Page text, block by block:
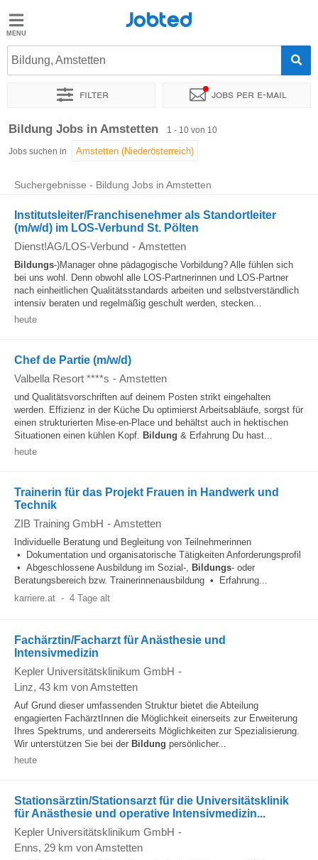
Jobted
Jobs
Jobted
Bildung, Amstetten
Filter Jobs per e-mail
Sortieren nach Genauer Standort Unternehmen
Bildung Jobs in Amstetten 1 - 10 von 10
Jobs suchen in
Suchergebnisse - Bildung Jobs in Amstetten
Institutsleiter/Franchisenehmer als Standortleiter
(m/w/d) im LOS-Verbund St. Pölten
Dienst!AG/LOS-Verbund - Amstetten
Bildungs-)Manager ohne pädagogische Vorbildung? Alle fühlen sich
bei uns wohl. Denn obwohl alle LOS-Partnerinnen und LOS-Partner
nach einheitlichen Qualitätsstandards arbeiten und selbstverständlich
intensiv beraten und regelmäßig geschult werden, stecken...
heute
Chef de Partie (m/w/d)
Valbella Resort ****s - Amstetten
und Qualitätsvorschriften auf deinem Posten strikt eingehalten
werden. Effizienz in der Küche Du optimierst Arbeitsabläufe, sorgst für
einen strukturierten Mise-en-Place und behältst auch in hektischen
Situationen einen kühlen Kopf. Bildung & Erfahrung Du hast...
heute
Trainerin für das Projekt Frauen in Handwerk und
Technik
ZIB Training GmbH - Amstetten
Individuelle Beratung und Begleitung von Teilnehmerinnen
• Dokumentation und organisatorische Tätigkeiten Anforderungsprofil
• Abgeschlossene Ausbildung im Sozial-, Bildungs- oder
Beratungsbereich bzw. Trainerinnenausbildung • Erfahrung...
karriere.at - 4 Tage alt
Fachärztin/Facharzt für Anästhesie und
Intensivmedizin
Kepler Universitätsklinikum GmbH -
Linz, 43 km von Amstetten
Auf Grund dieser umfassenden Struktur bietet die Abteilung
engagierten FachärztInnen die Möglichkeit einerseits zur Erweiterung
Ihres Spektrums, und andererseits Möglichkeiten zur Spezialisierung.
Wir unterstützen Sie bei der Bildung persönlicher...
heute
Stationsärztin/Stationsarzt für die Universitätsklinik
für Anästhesie und operative Intensivmedizin...
Kepler Universitätsklinikum GmbH -
Enns, 29 km von Amstetten